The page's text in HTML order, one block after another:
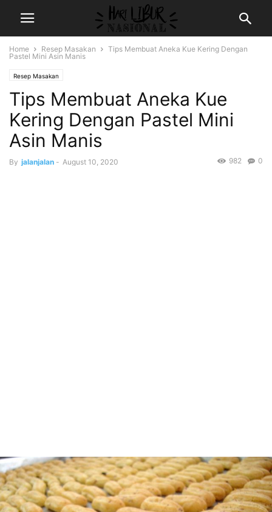
Home Resep Masakan
Tips Membuat Aneka Kue Kering Dengan
Pastel Mini Asin Manis
Resep Masakan
Tips Membuat Aneka Kue
Kering Dengan Pastel Mini
Asin Manis
By jalanjalan - August 10, 2020 0
982